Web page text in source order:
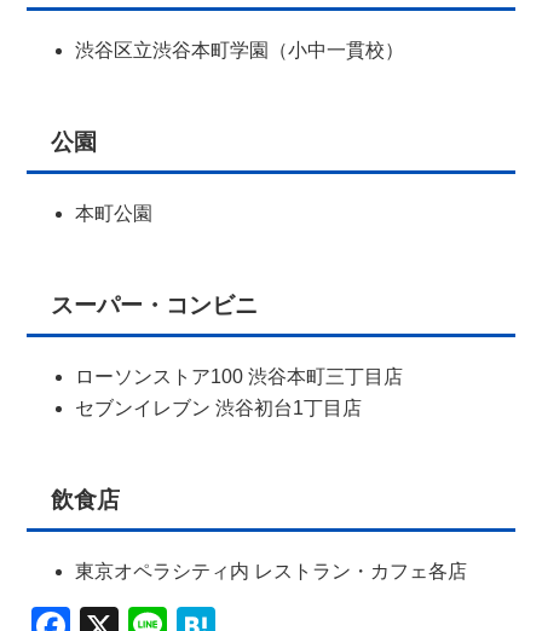
渋谷区立渋谷本町学園（小中一貫校）
公園
本町公園
スーパー・コンビニ
ローソンストア100 渋谷本町三丁目店
セブンイレブン 渋谷初台1丁目店
飲食店
東京オペラシティ内 レストラン・カフェ各店